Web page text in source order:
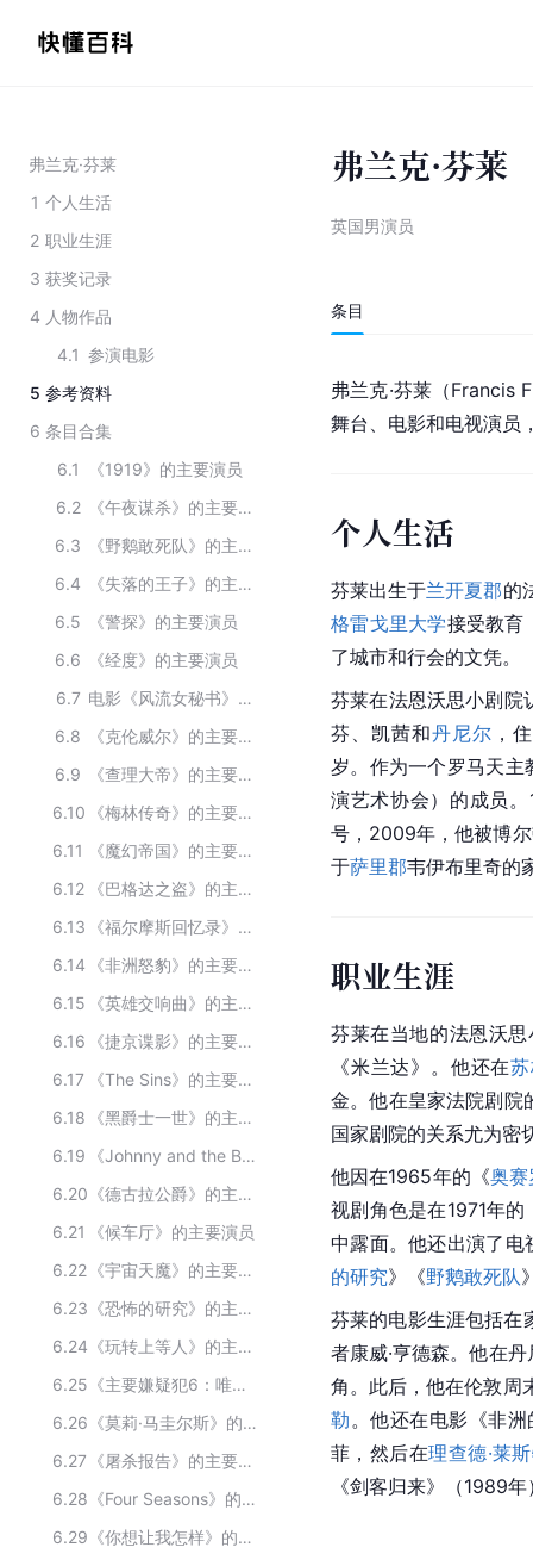
弗兰克·芬莱
1 个人生活
2 职业生涯
3 获奖记录
4 人物作品
4.1 参演电影
5 参考资料
6 条目合集
6.1
《1919》的主要演员
6.2
《午夜谋杀》的主要演员
6.3
《野鹅敢死队》的主要演员
6.4
《失落的王子》的主要演员
6.5
《警探》的主要演员
6.6
《经度》的主要演员
6.7
电影《风流女秘书》主要演职员
6.8
《克伦威尔》的主要演员
6.9
《查理大帝》的主要演员
6.10
《梅林传奇》的主要演员
6.11
《魔幻帝国》的主要演员
6.12
《巴格达之盗》的主要演员
6.13
《福尔摩斯回忆录》的主要演员
6.14
《非洲怒豹》的主要演员
6.15
《英雄交响曲》的主要演员
6.16
《捷京谍影》的主要演员
6.17
《The Sins》的主要演员
6.18
《黑爵士一世》的主要演员
6.19
《Johnny and the Bomb》的主要演员
6.20
《德古拉公爵》的主要演员
6.21
《候车厅》的主要演员
6.22
《宇宙天魔》的主要演员
6.23
《恐怖的研究》的主要演员
6.24
《玩转上等人》的主要演员
6.25
《主要嫌疑犯6：唯一证人》的主要演员
6.26
《莫莉·马圭尔斯》的主要演员
6.27
《屠杀报告》的主要演员
6.28
《Four Seasons》的主要演员
6.29
《你想让我怎样》的主要演员
弗兰克·芬莱
英国男演员
条目
弗兰克·芬莱（Francis
舞台、电影和电视演员
个人生活
芬莱出生于兰开夏郡的
格雷戈里大学接受教育
了城市和行会的文凭。
芬莱在法恩沃思小剧院
芬、凯茜和丹尼尔 ，
岁。作为一个罗马天主
演艺术协会）的成员
号，2009年，他被博
于萨里郡韦伊布里奇的
职业生涯
芬莱在当地的法恩沃
《米兰达》。他还在
金。他在皇家法院剧院
国家剧院的关系尤为密
他因在1965年的《奥赛
视剧角色是在1971年的
中露面。他还出演了
的研究》《野鹅敢死队
芬莱的电影生涯包括在
者康威·亨德森。他在
角。此后，他在伦敦周
勒 。他还在电影《非
菲，然后在理查德·莱
《剑客归来》（1989